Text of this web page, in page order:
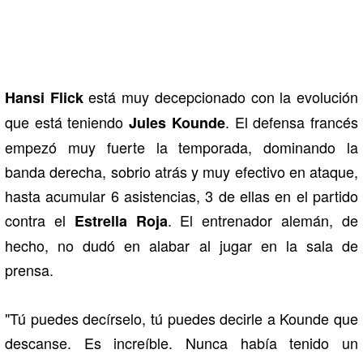
Hansi Flickestá muy decepcionado con la evolución
que está teniendo Jules Kounde. El defensa francés
empezó muy fuerte la temporada, dominando la
banda derecha, sobrio atrás y muy efectivo en ataque,
hasta acumular 6 asistencias, 3 de ellas en el partido
contra el Estrella Roja. El entrenador alemán, de
hecho, no dudó en alabar al jugar en la sala de
prensa.
"Tú puedes decírselo, tú puedes decirle a Kounde que
descanse. Es increíble. Nunca había tenido un